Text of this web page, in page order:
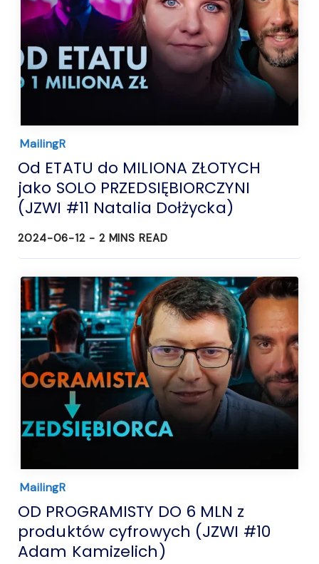
MailingR
Od ETATU do MILIONA ZŁOTYCH
jako SOLO PRZEDSIĘBIORCZYNI
(JZWI #11 Natalia Dołżycka)
2024-06-12 - 2 MINS READ
MailingR
OD PROGRAMISTY DO 6 MLN z
produktów cyfrowych (JZWI #10
Adam Kamizelich)